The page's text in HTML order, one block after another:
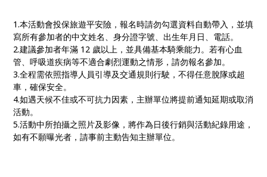
1.本活動會投保旅遊平安險，報名時請勿勾選資料自動帶入，並填
寫所有參加者的中文姓名、身分證字號、出生年月日、電話。
2.建議參加者年滿 12 歲以上，並具備基本騎乘能力。若有心血
管、呼吸道疾病等不適合劇烈運動之情形，請勿報名參加。
3.全程需依照指導人員引導及交通規則行駛，不得任意脫隊或超
車，確保安全。
4.如遇天候不佳或不可抗力因素，主辦單位將提前通知延期或取消
活動。
5.活動中所拍攝之照片及影像，將作為日後行銷與活動紀錄用途，
如有不願曝光者，請事前主動告知主辦單位。